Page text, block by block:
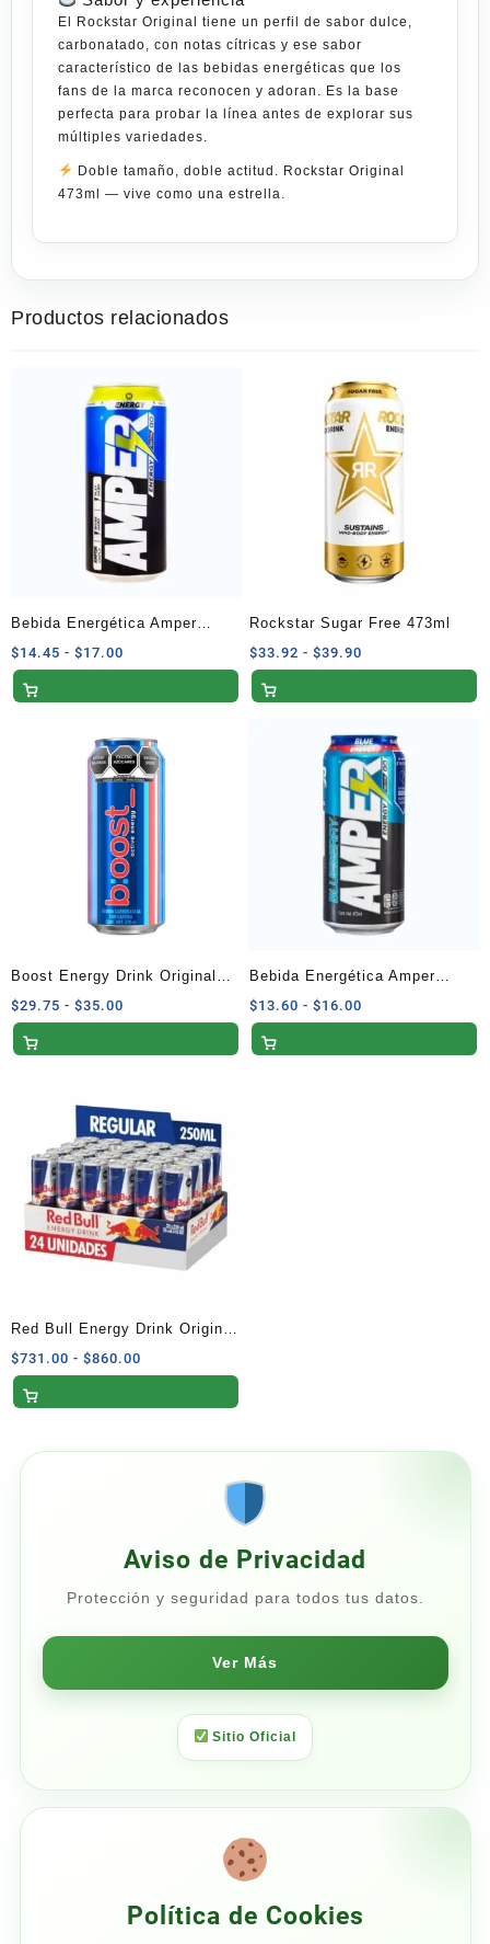
El Rockstar Original tiene un perfil de sabor dulce,
carbonatado, con notas cítricas y ese sabor
característico de las bebidas energéticas que los
fans de la marca reconocen y adoran. Es la base
perfecta para probar la línea antes de explorar sus
múltiples variedades
Doble tamaño, doble actitud. Rockstar Original
473ml — vive como una estrella.
Productos relacionados
Bebida Energética Amper
Sabor Original 473 ml
$14.45 - $17.00
de
$14.45
hasta
$17.00
Rockstar Sugar Free 473ml
$33.92 - $39.90
de
$33.92
hasta
$39.90
Boost Energy Drink Original
473ml
$29.75 - $35.00
de
hasta
$35.00
Bebida Energética Amper
Sabor Blueberry 473 ml
$13.60 - $16.00
de
Red Bull Energy Drink Original
Pack 24 Latas 250ml
$731.00 - $860.00
de
$731.00
Aviso de Privacidad
Protección y seguridad para todos tus datos.
Ver Más
Sitio Oficial
Política de Cookies